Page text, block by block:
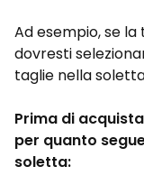
Ad esempio, se
dovresti
taglie nella
Prima di
per quanto
soletta: